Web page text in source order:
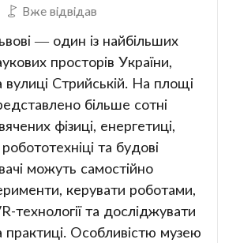
Вже відвідав
— один із найбільших
просторів України,
Стрийській. На площі
більше сотні
фізиці, енергетиці,
та будові
можуть самостійно
керувати роботами,
технології та досліджувати
практиці. Особливістю музею